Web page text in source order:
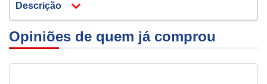
Descrição
Opiniões de quem já comprou